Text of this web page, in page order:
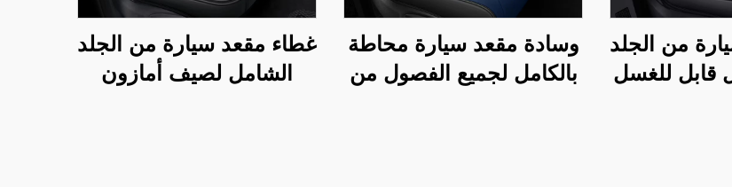
من الجلد
قابل للغسل
وسادة مقعد سيارة محاطة
بالكامل لجميع الفصول من
غطاء مقعد سيارة من الجلد
الشامل لصيف أمازون